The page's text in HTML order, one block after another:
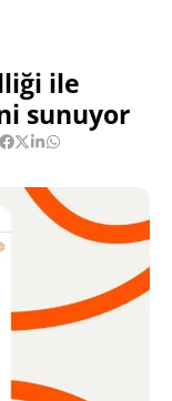
ile
sunuyor